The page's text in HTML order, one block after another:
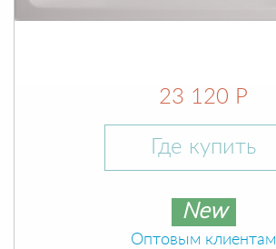
23 120 Р
Где купить
New
Оптовым клиентам